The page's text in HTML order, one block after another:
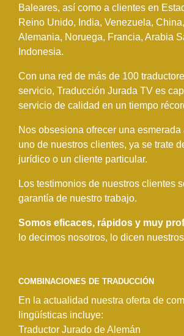
Baleares, así como a clientes en
Reino Unido, India, Venezuela,
Alemania, Noruega, Francia, Arabia
Indonesia.
Con una red de más de 100
servicio, Traducción Jurada TV es
servicio de calidad en un tiempo
Nos obsesiona ofrecer una
uno de nuestros clientes, ya se trate
jurídico o un cliente particular.
Los testimonios de nuestros clientes
garantía de nuestro trabajo.
Somos eficaces, rápidos y muy
lo decimos nosotros, lo dicen
COMBINACIONES DE TRADUCCIÓN
En la actualidad nuestra oferta de
lingüísticas incluye:
Traductor Jurado de Alemán